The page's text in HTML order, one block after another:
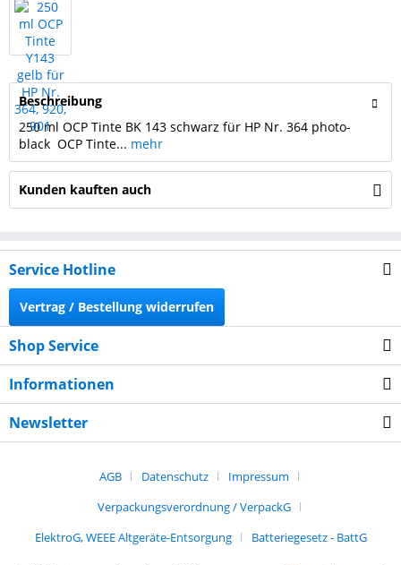
Beschreibung
250 ml OCP Tinte BK 143 schwarz für HP Nr. 364 photo-
black OCP Tinte... mehr
Kunden kauften auch
Service Hotline
Vertrag / Bestellung widerrufen
Shop Service
Informationen
Newsletter
AGB Datenschutz
Impressum
Verpackungsverordnung / VerpackG
ElektroG, WEEE Altgeräte-Entsorgung
Batteriegesetz - BattG